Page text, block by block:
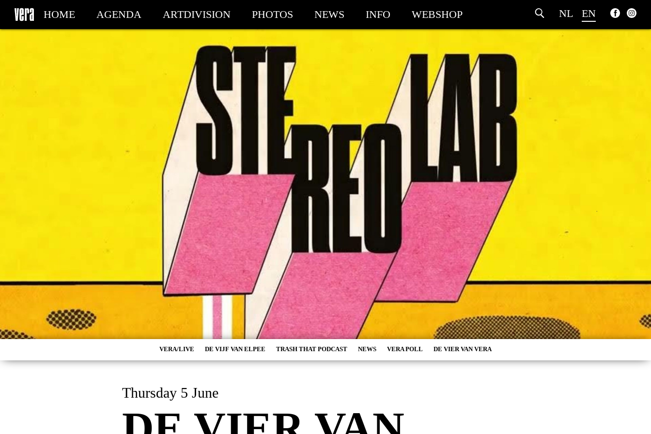
NL EN
HOME AGENDA ARTDIVISION PHOTOS NEWS INFO WEBSHOP
VERA/LIVE DE VIJF VAN ELPEE TRASH THAT PODCAST NEWS VERA POLL DE VIER VAN VERA
Thursday 5 June